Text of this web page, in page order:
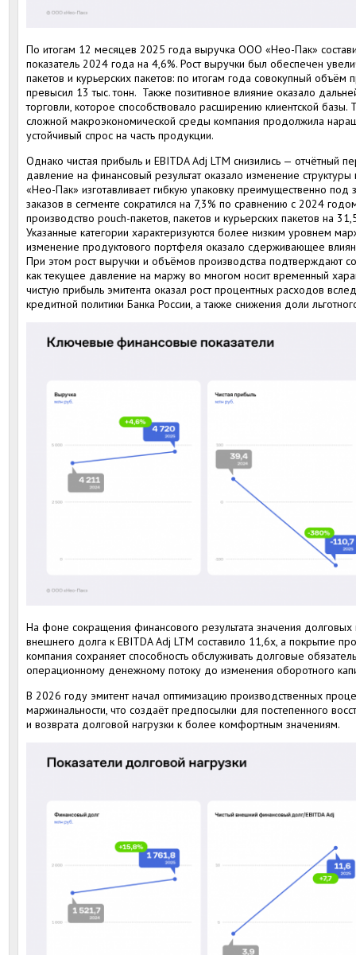
По итогам 12 месяцев 2025 года выручка ООО «Нео-Пак»
показатель 2024 года на 4,6%. Рост выручки был обеспечен
пакетов и курьерских пакетов: по итогам года совокупный
превысил 13 тыс. тонн. Также позитивное влияние оказало
торговли, которое способствовало расширению клиентской
сложной макроэкономической среды компания продолжила
устойчивый спрос на часть продукции.
Однако чистая прибыль и EBITDA Adj LTM снизились — отчётный
давление на финансовый результат оказало изменение
«Нео-Пак» изготавливает гибкую упаковку преимущественно
заказов в сегменте сократился на 7,3% по сравнению с 2024
производство pouch-пакетов, пакетов и курьерских пакетов на
Указанные категории характеризуются более низким уровнем
изменение продуктового портфеля оказало сдерживающее
При этом рост выручки и объёмов производства подтверждают
как текущее давление на маржу во многом носит временный
чистую прибыль эмитента оказал рост процентных расходов
кредитной политики Банка России, а также снижения доли
На фоне сокращения финансового результата значения
внешнего долга к EBITDA Adj LTM составило 11,6х, а покрытие
компания сохраняет способность обслуживать долговые
операционному денежному потоку до изменения оборотного
В 2026 году эмитент начал оптимизацию производственных
маржинальности, что создаёт предпосылки для постепенного
и возврата долговой нагрузки к более комфортным значениям.